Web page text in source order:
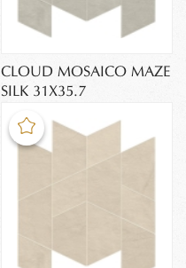
CLOUD MOSAICO MAZE
SILK 31X35.7